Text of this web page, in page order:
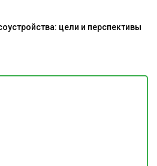
цели и перспективы